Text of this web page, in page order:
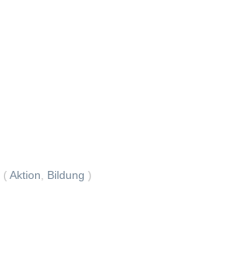
( Aktion Bildung )